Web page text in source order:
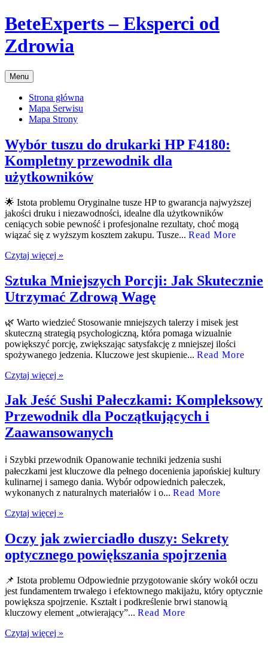
Przejdź
do
treści
BeteExperts – Eksperci od
Zdrowia
Menu
Strona główna
Mapa Serwisu
Mapa Strony
Wybór tuszu do drukarki HP F4180:
Kompletny przewodnik dla
użytkowników
🌟 Istota problemu Oryginalne tusze HP to gwarancja najwyższej
jakości druku i niezawodności, idealne dla użytkowników
ceniących sobie pewność i profesjonalne rezultaty, choć mogą
wiązać się z wyższym kosztem zakupu. Tusze... Read More
Czytaj więcej »
Sztuka Mniejszych Porcji: Jak Skutecznie
Utrzymać Zdrową Wagę
🌿 Warto wiedzieć Stosowanie mniejszych talerzy i misek jest
skuteczną strategią psychologiczną, która pomaga wizualnie
powiększyć porcję, zwiększając satysfakcję z mniejszej ilości
spożywanego jedzenia. Kluczowe jest skupienie... Read More
Czytaj więcej »
Jak Jeść Sushi Pałeczkami: Kompleksowy
Przewodnik dla Początkujących i
Zaawansowanych
ℹ️ Szybki przewodnik Opanowanie techniki jedzenia sushi
pałeczkami jest kluczowe dla pełnego docenienia japońskiej kultury
kulinarnej i samego dania. Wybór odpowiednich pałeczek,
wykonanych z naturalnych materiałów i o... Read More
Czytaj więcej »
Oczy jak zwierciadło duszy: Sekrety
optycznego powiększania spojrzenia
📌 Istota problemu Odpowiednie przygotowanie skóry wokół oczu
jest fundamentem trwałego i efektownego makijażu, który optycznie
powiększa spojrzenie. Kształt i podkreślenie brwi stanowią
kluczowy element „otwierający”... Read More
Czytaj więcej »